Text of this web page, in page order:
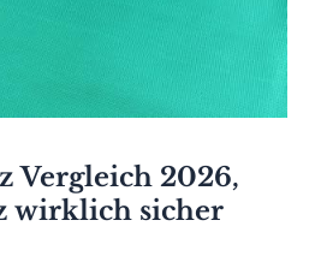
Vergleich 2026,
wirklich sicher